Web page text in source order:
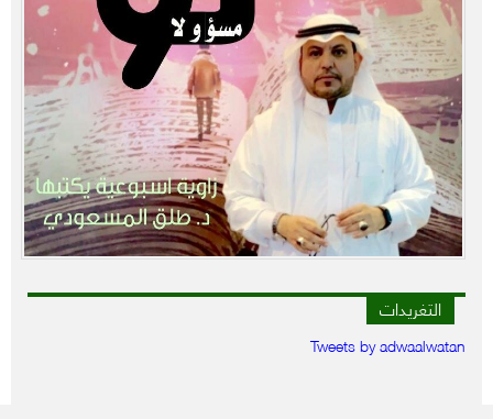
التغريدات
Tweets by adwaalwatan